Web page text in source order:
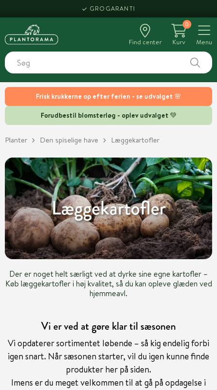
Frisk krukkerne op efter ferien - se udvalget 🌸
Forudbestil blomsterløg - oplev udvalget 💚
GROGARANTI
Find center
0
Kurv
Menu
Planter Den spiselige have Læggekartofler
Læggekartofler
Der er noget helt særligt ved at dyrke sine egne kartofler –
Køb læggekartofler i høj kvalitet, så du kan opleve glæden ved
hjemmeavl.
Vi er ved at gøre klar til sæsonen
Vi opdaterer sortimentet løbende – så kig endelig forbi
igen snart. Når sæsonen starter, vil du igen kunne finde
produkter her på siden.
Imens er du meget velkommen til at gå på opdagelse i